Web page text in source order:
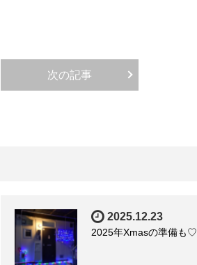
次の記事
2025.12.23
2025年Xmasの準備も♡